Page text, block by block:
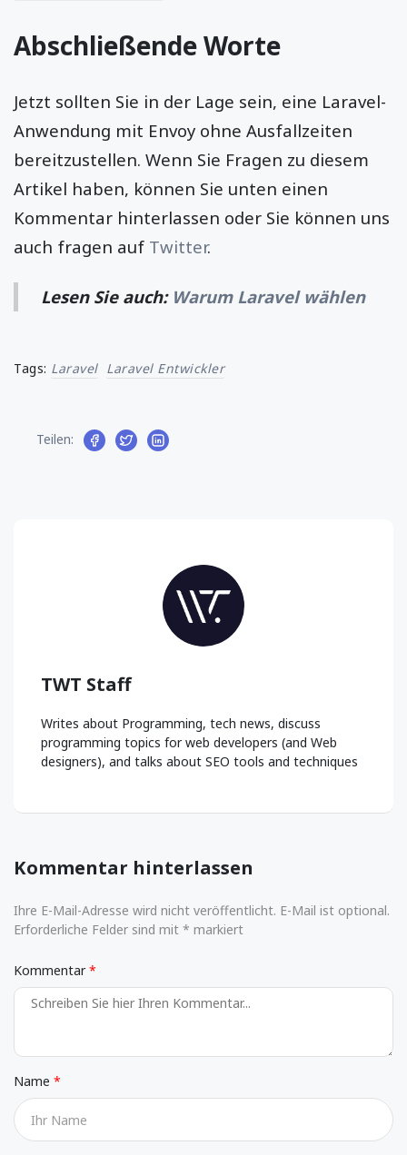
Abschließende Worte
Jetzt sollten Sie in der Lage sein, eine Laravel-
Anwendung mit Envoy ohne Ausfallzeiten
bereitzustellen. Wenn Sie Fragen zu diesem
Artikel haben, können Sie unten einen
Kommentar hinterlassen oder Sie können uns
auch fragen auf Twitter.
Lesen Sie auch: Warum Laravel wählen
Tags: Laravel Laravel Entwickler
Teilen:
TWT Staff
Writes about Programming, tech news, discuss
programming topics for web developers (and Web
designers), and talks about SEO tools and techniques
Kommentar hinterlassen
Ihre E-Mail-Adresse wird nicht veröffentlicht. E-Mail ist optional.
Erforderliche Felder sind mit * markiert
Kommentar
Name